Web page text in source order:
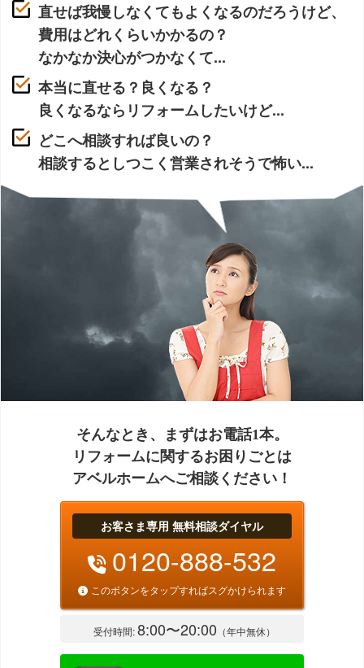
直せば我慢しなくてもよくなるのだろうけど、
費用はどれくらいかかるの？
なかなか決心がつかなくて...
本当に直せる？良くなる？
良くなるならリフォームしたいけど...
どこへ相談すれば良いの？
相談するとしつこく営業されそうで怖い...
そんなとき、まずはお電話1本。
リフォームに関するお困りごとは
アベルホームへご相談ください！
お客さま専用 無料相談ダイヤル
0120-888-532
このボタンをタップすればスグかけられます
受付時間:8:00〜20:00 （年中無休）